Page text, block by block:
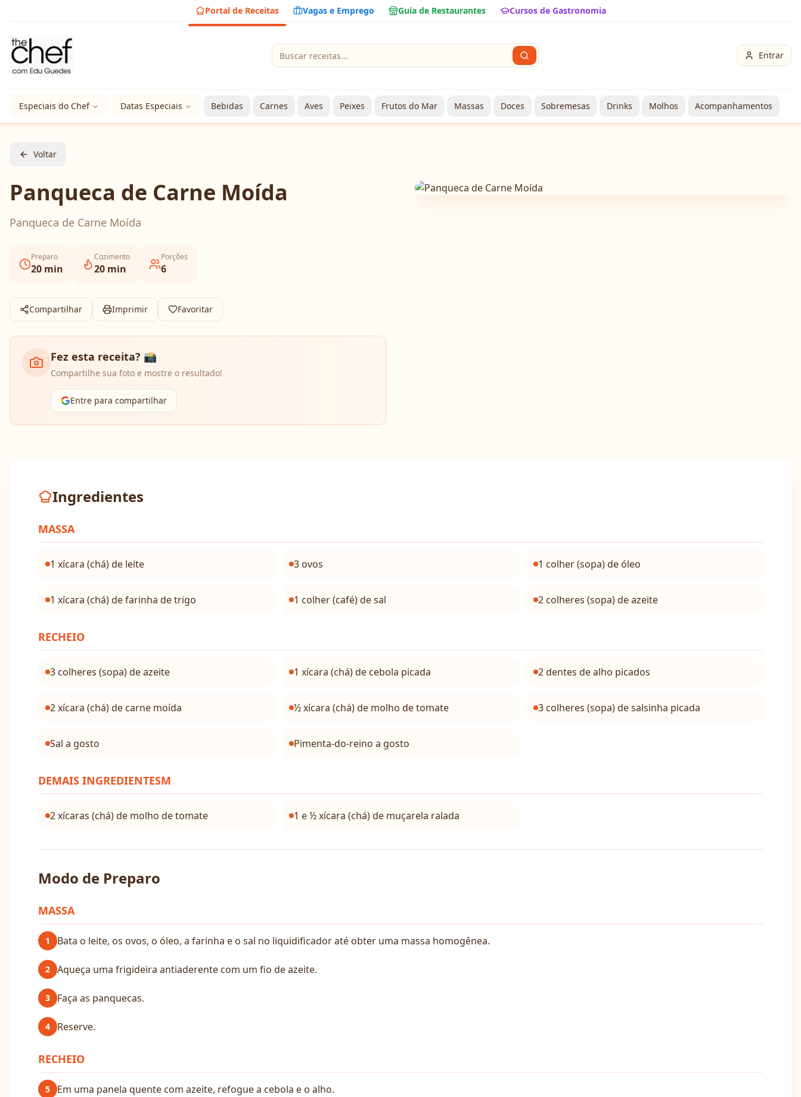
Portal de Receitas Vagas e Emprego Guia de Restaurantes Cursos de Gastronomia
Entrar
Especiais do Chef Datas Especiais Bebidas Carnes Aves Peixes Frutos do Mar Massas Doces Sobremesas Drinks Molhos Acompanhamentos
Voltar
Panqueca de Carne Moída
Panqueca de Carne Moída
Preparo
20 min
Cozimento
20 min
Porções
6
Compartilhar Imprimir Favoritar
Fez esta receita? 📸
Compartilhe sua foto e mostre o resultado!
Entre para compartilhar
Ingredientes
MASSA
1 xícara (chá) de leite 3 ovos 1 colher (sopa) de óleo
1 xícara (chá) de farinha de trigo 1 colher (café) de sal 2 colheres (sopa) de azeite
RECHEIO
3 colheres (sopa) de azeite 1 xícara (chá) de cebola picada 2 dentes de alho picados
2 xícara (chá) de carne moída ½ xícara (chá) de molho de tomate 3 colheres (sopa) de salsinha picada
Sal a gosto Pimenta-do-reino a gosto
DEMAIS INGREDIENTESM
2 xícaras (chá) de molho de tomate 1 e ½ xícara (chá) de muçarela ralada
Modo de Preparo
MASSA
1 Bata o leite, os ovos, o óleo, a farinha e o sal no liquidificador até obter uma massa homogênea.
2 Aqueça uma frigideira antiaderente com um fio de azeite.
3 Faça as panquecas.
4 Reserve.
RECHEIO
5 Em uma panela quente com azeite, refogue a cebola e o alho.